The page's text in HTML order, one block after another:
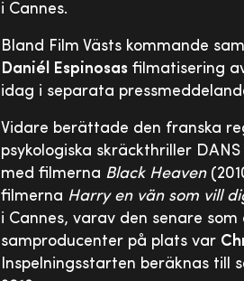
i Cannes.
Bland Film Västs kommande
Daniél Espinosas filmatisering
idag i separata
Vidare berättade den franska
psykologiska skräckthriller
med filmerna Black Heaven
filmerna Harry en vän som vill
i Cannes, varav den senare
samproducenter på plats var
Inspelningsstarten beräknas till